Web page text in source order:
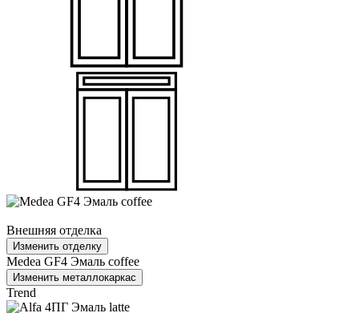
Внешняя отделка
Изменить отделку
Medea GF4 Эмаль coffee
Изменить металлокаркас
Trend